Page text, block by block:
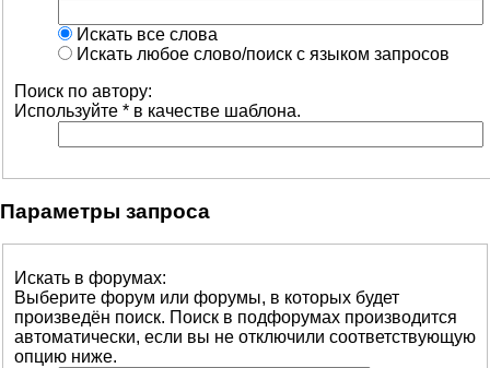
Искать все слова
Искать любое слово/поиск с языком запросов
Поиск по автору:
Используйте * в качестве шаблона.
Параметры запроса
Искать в форумах:
Выберите форум или форумы, в которых будет
произведён поиск. Поиск в подфорумах производится
автоматически, если вы не отключили соответствующую
опцию ниже.